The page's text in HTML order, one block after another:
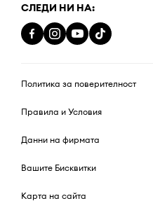
СЛЕДИ НИ НА:
Политика за поверителност
Правила и Условия
Данни на фирмата
Вашите Бисквитки
Карта на сайта